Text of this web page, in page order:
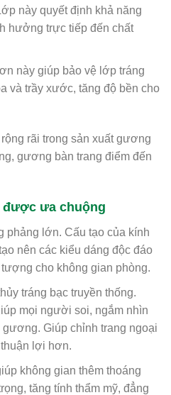
này quyết định khả năng
hưởng trực tiếp đến chất
này giúp bảo vệ lớp tráng
và trầy xước, tăng độ bền cho
rãi trong sản xuất gương
gương bàn trang điểm đến
ưa chuộng
phảng lớn. Cấu tạo của kính
nên các kiểu dáng độc đáo
cho không gian phòng.
tráng bạc truyền thống.
mọi người soi, ngắm nhìn
gương. Giúp chỉnh trang ngoại
lợi hơn.
không gian thêm thoáng
tăng tính thẩm mỹ, đẳng